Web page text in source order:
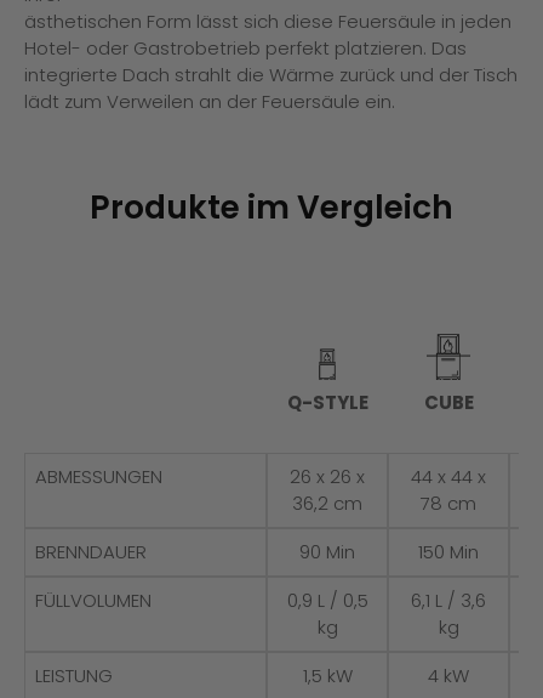
ästhetischen Form lässt sich diese Feuersäule in jeden
Hotel- oder Gastrobetrieb perfekt platzieren. Das
integrierte Dach strahlt die Wärme zurück und der Tisch
lädt zum Verweilen an der Feuersäule ein.
Produkte im Vergleich
Q-STYLE CUBE
ABMESSUNGEN
26 x 26 x
36,2 cm
44 x 44 x
78 cm
BRENNDAUER
90 Min 150 Min
FÜLLVOLUMEN
0,9 L / 0,5
kg
6,1 L / 3,6
kg
LEISTUNG 1,5 kW
4 kW